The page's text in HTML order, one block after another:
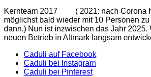
Kernteam 2017 ( 2021: nach Corona
möglichst bald wieder mit 10 Personen
dann.) Nun ist inzwischen das Jahr 2025.
neuen Betrieb in Altmark langsam
Caduli auf Facebook
Caduli bei Instagram
Caduli bei Pinterest